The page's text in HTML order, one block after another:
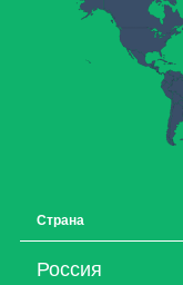
Страна
Россия